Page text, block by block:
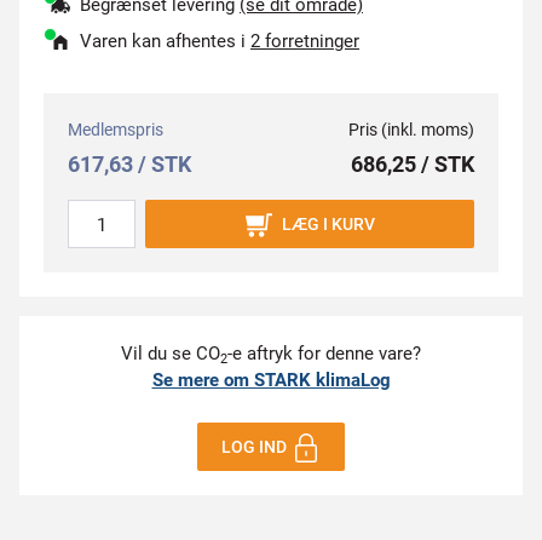
Begrænset levering (se dit område)
Varen kan afhentes i 2 forretninger
Medlemspris
617,63 / STK
Pris (inkl. moms)
686,25 / STK
LÆG I KURV
Vil du se CO2-e aftryk for denne vare?
Se mere om STARK klimaLog
LOG IND